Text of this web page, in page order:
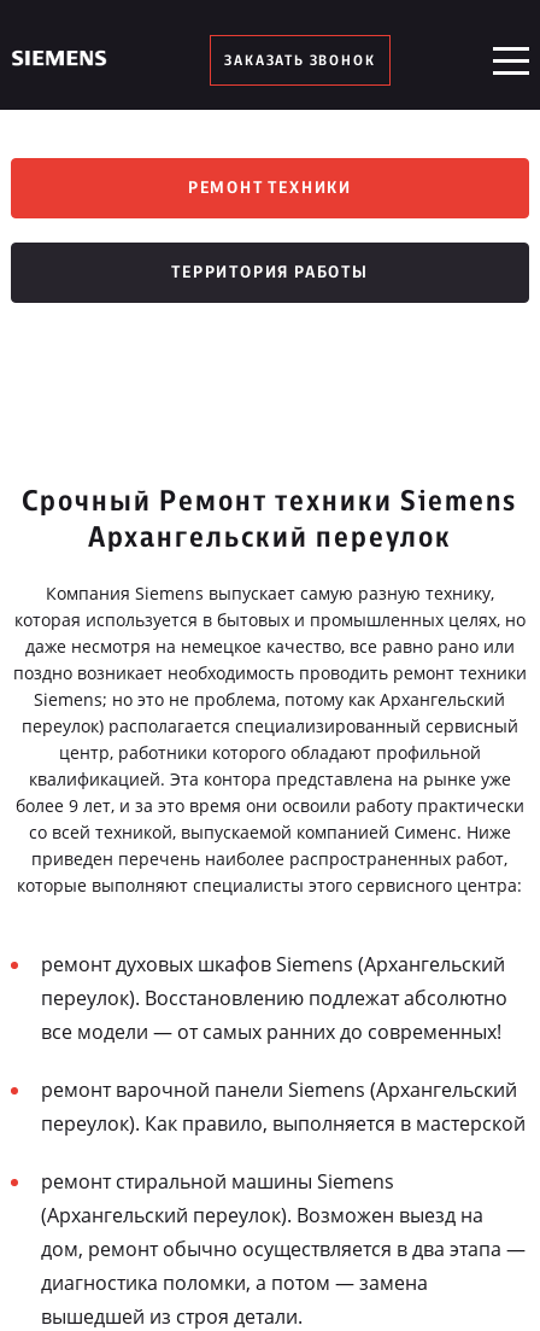
ЗАКАЗАТЬ ЗВОНОК
РЕМОНТ ТЕХНИКИ
ТЕРРИТОРИЯ РАБОТЫ
Срочный Ремонт техники Siemens
Архангельский переулок
Компания Siemens выпускает самую разную технику,
которая используется в бытовых и промышленных целях, но
даже несмотря на немецкое качество, все равно рано или
поздно возникает необходимость проводить ремонт техники
Siemens; но это не проблема, потому как Архангельский
переулок) располагается специализированный сервисный
центр, работники которого обладают профильной
квалификацией. Эта контора представлена на рынке уже
более 9 лет, и за это время они освоили работу практически
со всей техникой, выпускаемой компанией Сименс. Ниже
приведен перечень наиболее распространенных работ,
которые выполняют специалисты этого сервисного центра:
ремонт духовых шкафов Siemens (Архангельский
переулок). Восстановлению подлежат абсолютно
все модели — от самых ранних до современных!
ремонт варочной панели Siemens (Архангельский
переулок). Как правило, выполняется в мастерской
ремонт стиральной машины Siemens
(Архангельский переулок). Возможен выезд на
дом, ремонт обычно осуществляется в два этапа —
диагностика поломки, а потом — замена
вышедшей из строя детали.